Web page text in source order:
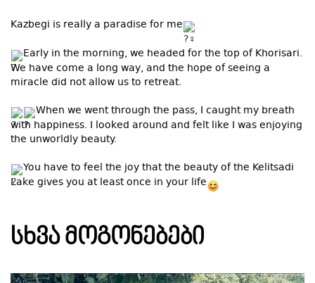
Kazbegi is really a paradise for me
Early in the morning, we headed for the top of Khorisari.
We have come a long way, and the hope of seeing a
miracle did not allow us to retreat.
When we went through the pass, I caught my breath
with happiness. I looked around and felt like I was enjoying
the unworldly beauty.
You have to feel the joy that the beauty of the Kelitsadi
Lake gives you at least once in your life
ᲡᲮᲕᲐ ᲛᲝᲒᲝᲜᲔᲑᲔᲑᲘ